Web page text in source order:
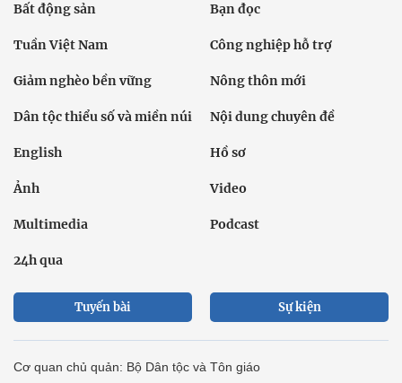
Bất động sản Bạn đọc
Tuần Việt Nam Công nghiệp hỗ trợ
Giảm nghèo bền vững Nông thôn mới
Dân tộc thiểu số và miền núi Nội dung chuyên đề
English Hồ sơ
Ảnh Video
Multimedia Podcast
24h qua
Tuyến bài Sự kiện
Cơ quan chủ quản: Bộ Dân tộc và Tôn giáo